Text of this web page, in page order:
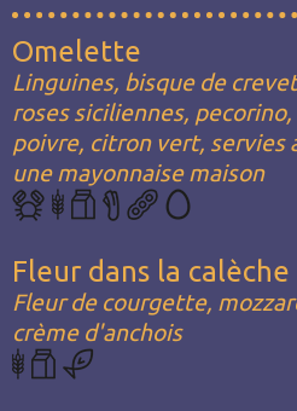
Omelette
Linguines, bisque de
roses siciliennes, pecorino,
poivre, citron vert, servies
une mayonnaise maison
Fleur dans la calèche
Fleur de courgette,
crème d'anchois